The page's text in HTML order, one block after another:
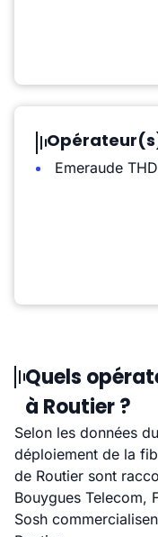
Emeraude THD
Quels
à Routier ?
Selon les données
déploiement de la
de Routier sont
Bouygues Telecom,
Sosh